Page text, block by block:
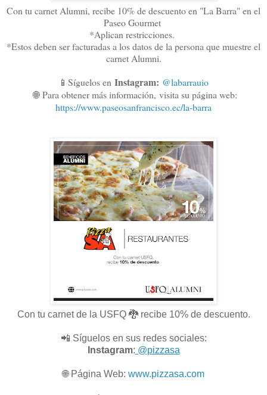
Con tu carnet Alumni, recibe 10% de descuento en "La Barra" en el
Paseo Gourmet
*Aplican restricciones.
*Estos deben ser facturadas a los datos de la persona que muestre el
carnet Alumni.
📱Síguelos en Instagram: @labarrauio
🌐Para obtener más información, visita su página web:
https://www.paseosanfrancisco.ec/la-barra
Con tu carnet de la USFQ 🐉 recibe 10% de descuento.
📲 Síguelos en sus redes sociales:
Instagram: @pizzasa
🌐 Página Web: www.pizzasa.com